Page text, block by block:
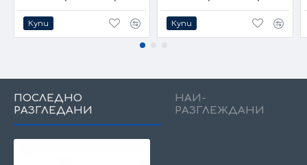
Купи Купи
ПОСЛЕДНО
РАЗГЛЕДАНИ
НАЙ-
РАЗГЛЕЖДАНИ